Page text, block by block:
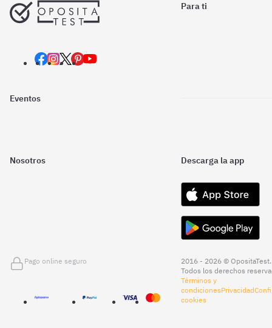
Para ti
Eventos
Nosotros Descarga la app
Pago online seguro
2016 - 2026 © OpositaTest.
Todos los derechos
Términos y
condicionesPrivacidad
cookies